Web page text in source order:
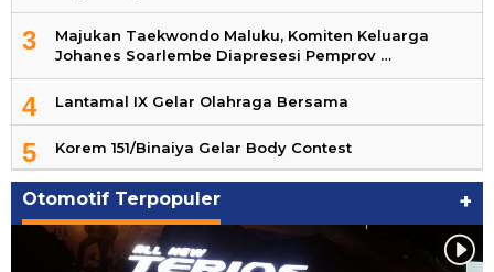
3
Majukan Taekwondo Maluku, Komiten Keluarga
Johanes Soarlembe Diapresesi Pemprov …
4 Lantamal IX Gelar Olahraga Bersama
5 Korem 151/Binaiya Gelar Body Contest
Otomotif Terpopuler +